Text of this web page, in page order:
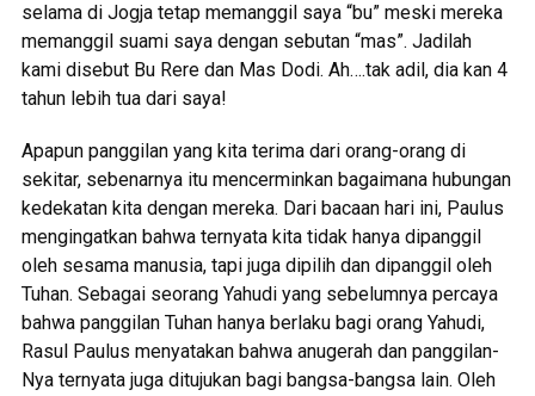
selama di Jogja tetap memanggil saya “bu” meski mereka
memanggil suami saya dengan sebutan “mas”. Jadilah
kami disebut Bu Rere dan Mas Dodi. Ah….tak adil, dia kan 4
tahun lebih tua dari saya!
Apapun panggilan yang kita terima dari orang-orang di
sekitar, sebenarnya itu mencerminkan bagaimana hubungan
kedekatan kita dengan mereka. Dari bacaan hari ini, Paulus
mengingatkan bahwa ternyata kita tidak hanya dipanggil
oleh sesama manusia, tapi juga dipilih dan dipanggil oleh
Tuhan. Sebagai seorang Yahudi yang sebelumnya percaya
bahwa panggilan Tuhan hanya berlaku bagi orang Yahudi,
Rasul Paulus menyatakan bahwa anugerah dan panggilan-
Nya ternyata juga ditujukan bagi bangsa-bangsa lain. Oleh